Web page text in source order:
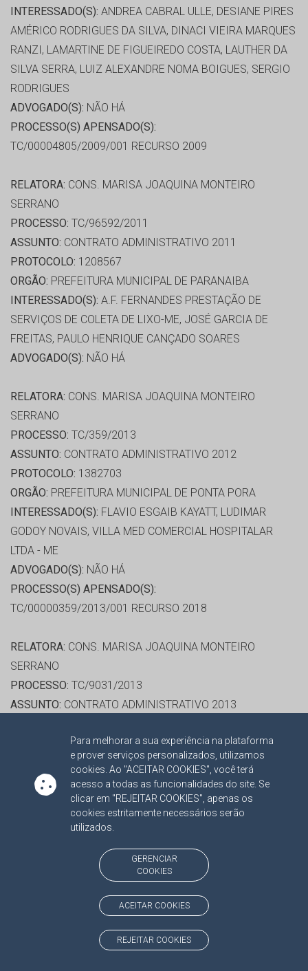
Para melhorar a sua experiência na plataforma
e prover serviços personalizados, utilizamos
cookies. Ao "ACEITAR COOKIES", você terá
acesso a todas as funcionalidades do site. Se
clicar em "REJEITAR COOKIES", apenas os
cookies estritamente necessários serão
utilizados.
GERENCIAR
COOKIES
ACEITAR COOKIES
REJEITAR COOKIES
INTERESSADO(S): ANDREA CABRAL ULLE, DESIANE PIRES
AMÉRICO RODRIGUES DA SILVA, DINACI VIEIRA MARQUES
RANZI, LAMARTINE DE FIGUEIREDO COSTA, LAUTHER DA
SILVA SERRA, LUIZ ALEXANDRE NOMA BOIGUES, SERGIO
RODRIGUES
ADVOGADO(S): NÃO HÁ
PROCESSO(S) APENSADO(S):
TC/00004805/2009/001 RECURSO 2009
RELATORA: CONS. MARISA JOAQUINA MONTEIRO
SERRANO
PROCESSO: TC/96592/2011
ASSUNTO: CONTRATO ADMINISTRATIVO 2011
PROTOCOLO: 1208567
ORGÃO: PREFEITURA MUNICIPAL DE PARANAIBA
INTERESSADO(S): A.F. FERNANDES PRESTAÇÃO DE
SERVIÇOS DE COLETA DE LIXO-ME, JOSÉ GARCIA DE
FREITAS, PAULO HENRIQUE CANÇADO SOARES
ADVOGADO(S): NÃO HÁ
RELATORA: CONS. MARISA JOAQUINA MONTEIRO
SERRANO
PROCESSO: TC/359/2013
ASSUNTO: CONTRATO ADMINISTRATIVO 2012
PROTOCOLO: 1382703
ORGÃO: PREFEITURA MUNICIPAL DE PONTA PORA
INTERESSADO(S): FLAVIO ESGAIB KAYATT, LUDIMAR
GODOY NOVAIS, VILLA MED COMERCIAL HOSPITALAR
LTDA - ME
ADVOGADO(S): NÃO HÁ
PROCESSO(S) APENSADO(S):
TC/00000359/2013/001 RECURSO 2018
RELATORA: CONS. MARISA JOAQUINA MONTEIRO
SERRANO
PROCESSO: TC/9031/2013
ASSUNTO: CONTRATO ADMINISTRATIVO 2013
AGÊNCIA ESTADUAL DE GESTÃO DE
EMPREENDIMENTOS
INTERESSADO(S):EDNEI MARCELO MIGLIOLI, EDSON
GIROTO, MARIA WILMA CASANOVA ROSA, REYCO
SISTEMAS E SERVIÇOS DE SINALIZAÇÃO LTDA
PROCESSO(S) APENSADO(S):
TC/00009031/2013/001 RECURSO 2013
CONS. MARISA JOAQUINA MONTEIRO